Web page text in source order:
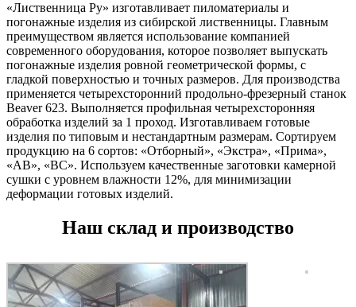
«Лиственница Ру» изготавливает пиломатериалы и
погонажные изделия из сибирской лиственницы. Главным
преимуществом является использование компанией
современного оборудования, которое позволяет выпускать
погонажные изделия ровной геометрической формы, с
гладкой поверхностью и точных размеров. Для производства
применяется четырехсторонний продольно-фрезерный станок
Beaver 623. Выполняется профильная четырехсторонняя
обработка изделий за 1 проход. Изготавливаем готовые
изделия по типовым и нестандартным размерам. Сортируем
продукцию на 6 сортов: «Отборный», «Экстра», «Прима»,
«АВ», «ВС». Используем качественные заготовки камерной
сушки с уровнем влажности 12%, для минимизации
деформации готовых изделий.
Наш склад и производство